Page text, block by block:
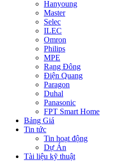
Hanyoung
Master
Selec
ILEC
Omron
Philips
MPE
Rạng Đông
Điện Quang
Paragon
Duhal
Panasonic
FPT Smart Home
Bảng Giá
Tin tức
Tin hoạt động
Dự Án
Tài liệu kỹ thuật